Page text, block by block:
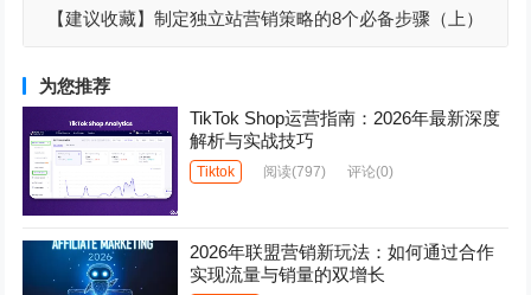
【建议收藏】制定独立站营销策略的8个必备步骤（上）
为您推荐
TikTok Shop运营指南：2026年最新深度
解析与实战技巧
Tiktok 阅读(797) 评论(0)
2026年联盟营销新玩法：如何通过合作
实现流量与销量的双增长